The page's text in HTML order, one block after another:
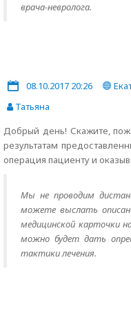
врача-невролога.
08.10.2017 20:26
Татьяна
Добрый день! Скажите,
результатам
операция пациенту и
Мы не проводим
можете выслать
медицинской карточки
можно будет дать
тактики лечения.